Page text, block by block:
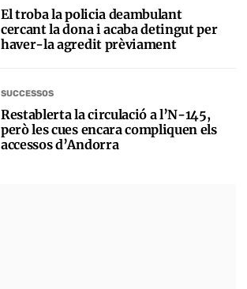
El troba la policia deambulant
cercant la dona i acaba detingut per
haver-la agredit prèviament
SUCCESSOS
Restablerta la circulació a l’N-145,
però les cues encara compliquen els
accessos d’Andorra